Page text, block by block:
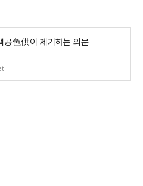
공色供이 제기하는 의문